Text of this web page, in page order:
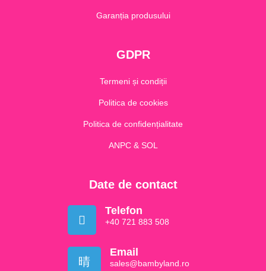
Garanția produsului
GDPR
Termeni și condiții
Politica de cookies
Politica de confidențialitate
ANPC & SOL
Date de contact
Telefon
+40 721 883 508
Email
sales@bambyland.ro​